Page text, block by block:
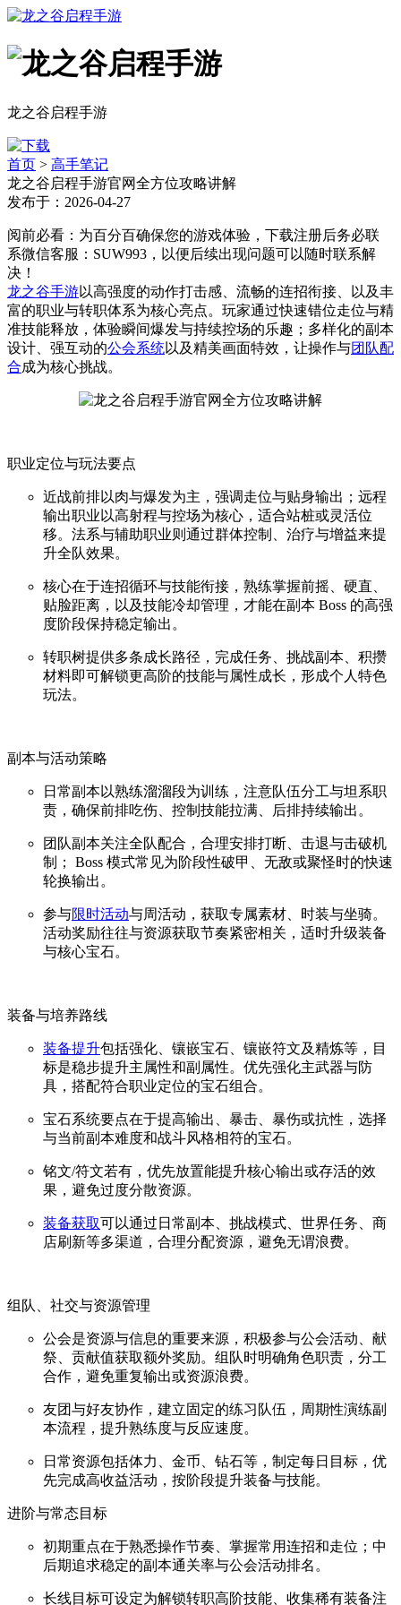
龙之谷启程手游
首页 > 高手笔记
龙之谷启程手游官网全方位攻略讲解
发布于：2026-04-27
阅前必看：为百分百确保您的游戏体验，下载注册后务必联
系微信客服：SUW993，以便后续出现问题可以随时联系解
决！
龙之谷手游以高强度的动作打击感、流畅的连招衔接、以及丰
富的职业与转职体系为核心亮点。玩家通过快速错位走位与精
准技能释放，体验瞬间爆发与持续控场的乐趣；多样化的副本
设计、强互动的公会系统以及精美画面特效，让操作与团队配
合成为核心挑战。
职业定位与玩法要点
近战前排以肉与爆发为主，强调走位与贴身输出；远程
输出职业以高射程与控场为核心，适合站桩或灵活位
移。法系与辅助职业则通过群体控制、治疗与增益来提
升全队效果。
核心在于连招循环与技能衔接，熟练掌握前摇、硬直、
贴脸距离，以及技能冷却管理，才能在副本 Boss 的高强
度阶段保持稳定输出。
转职树提供多条成长路径，完成任务、挑战副本、积攒
材料即可解锁更高阶的技能与属性成长，形成个人特色
玩法。
副本与活动策略
日常副本以熟练溜溜段为训练，注意队伍分工与坦系职
责，确保前排吃伤、控制技能拉满、后排持续输出。
团队副本关注全队配合，合理安排打断、击退与击破机
制； Boss 模式常见为阶段性破甲、无敌或聚怪时的快速
轮换输出。
参与限时活动与周活动，获取专属素材、时装与坐骑。
活动奖励往往与资源获取节奏紧密相关，适时升级装备
与核心宝石。
装备与培养路线
装备提升包括强化、镶嵌宝石、镶嵌符文及精炼等，目
标是稳步提升主属性和副属性。优先强化主武器与防
具，搭配符合职业定位的宝石组合。
宝石系统要点在于提高输出、暴击、暴伤或抗性，选择
与当前副本难度和战斗风格相符的宝石。
铭文/符文若有，优先放置能提升核心输出或存活的效
果，避免过度分散资源。
装备获取可以通过日常副本、挑战模式、世界任务、商
店刷新等多渠道，合理分配资源，避免无谓浪费。
组队、社交与资源管理
公会是资源与信息的重要来源，积极参与公会活动、献
祭、贡献值获取额外奖励。组队时明确角色职责，分工
合作，避免重复输出或资源浪费。
友团与好友协作，建立固定的练习队伍，周期性演练副
本流程，提升熟练度与反应速度。
日常资源包括体力、金币、钻石等，制定每日目标，优
先完成高收益活动，按阶段提升装备与技能。
进阶与常态目标
初期重点在于熟悉操作节奏、掌握常用连招和走位；中
后期追求稳定的副本通关率与公会活动排名。
长线目标可设定为解锁转职高阶技能、收集稀有装备注